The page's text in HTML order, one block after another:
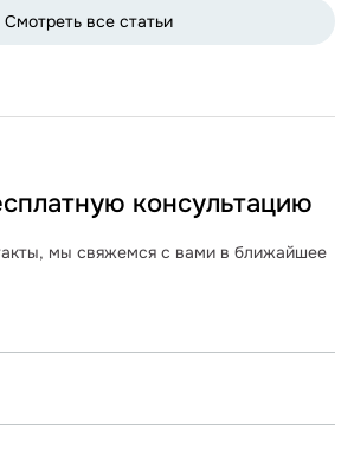
Смотреть все статьи
консультацию
мы свяжемся с вами в ближайшее